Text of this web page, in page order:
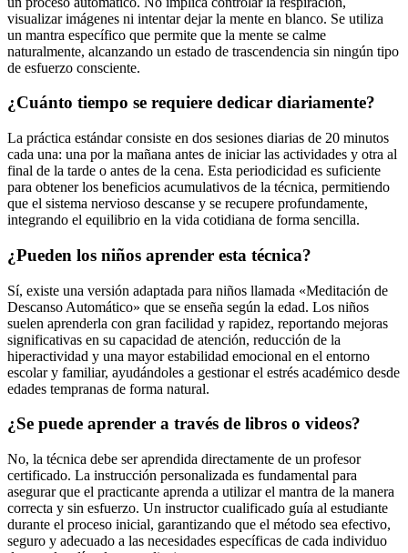
visualizar imágenes ni intentar dejar la mente en blanco. Se utiliza
un mantra específico que permite que la mente se calme
naturalmente, alcanzando un estado de trascendencia sin ningún tipo
de esfuerzo consciente.
¿Cuánto tiempo se requiere dedicar diariamente?
La práctica estándar consiste en dos sesiones diarias de 20 minutos
cada una: una por la mañana antes de iniciar las actividades y otra al
final de la tarde o antes de la cena. Esta periodicidad es suficiente
para obtener los beneficios acumulativos de la técnica, permitiendo
que el sistema nervioso descanse y se recupere profundamente,
integrando el equilibrio en la vida cotidiana de forma sencilla.
¿Pueden los niños aprender esta técnica?
Sí, existe una versión adaptada para niños llamada «Meditación de
Descanso Automático» que se enseña según la edad. Los niños
suelen aprenderla con gran facilidad y rapidez, reportando mejoras
significativas en su capacidad de atención, reducción de la
hiperactividad y una mayor estabilidad emocional en el entorno
escolar y familiar, ayudándoles a gestionar el estrés académico desde
edades tempranas de forma natural.
¿Se puede aprender a través de libros o videos?
No, la técnica debe ser aprendida directamente de un profesor
certificado. La instrucción personalizada es fundamental para
asegurar que el practicante aprenda a utilizar el mantra de la manera
correcta y sin esfuerzo. Un instructor cualificado guía al estudiante
durante el proceso inicial, garantizando que el método sea efectivo,
seguro y adecuado a las necesidades específicas de cada individuo